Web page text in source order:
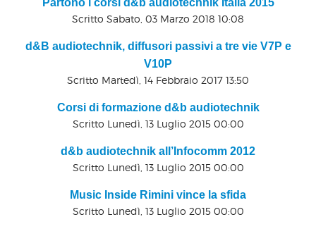
Partono i corsi d&b audiotechnik Italia 2015
Scritto Sabato, 03 Marzo 2018 10:08
d&B audiotechnik, diffusori passivi a tre vie V7P e
V10P
Scritto Martedì, 14 Febbraio 2017 13:50
Corsi di formazione d&b audiotechnik
Scritto Lunedì, 13 Luglio 2015 00:00
d&b audiotechnik all’Infocomm 2012
Scritto Lunedì, 13 Luglio 2015 00:00
Music Inside Rimini vince la sfida
Scritto Lunedì, 13 Luglio 2015 00:00